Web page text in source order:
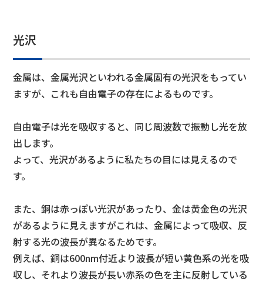
光沢
金属は、金属光沢といわれる金属固有の光沢をもってい
ますが、これも自由電子の存在によるものです。
自由電子は光を吸収すると、同じ周波数で振動し光を放
出します。
よって、光沢があるように私たちの目には見えるので
す。
また、銅は赤っぽい光沢があったり、金は黄金色の光沢
があるように見えますがこれは、金属によって吸収、反
射する光の波長が異なるためです。
例えば、銅は600nm付近より波長が短い黄色系の光を吸
収し、それより波長が長い赤系の色を主に反射している